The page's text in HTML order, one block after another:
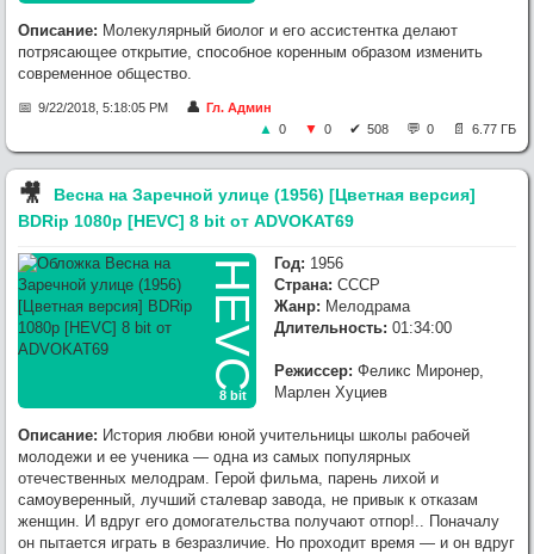
Описание: Молекулярный биолог и его ассистентка делают
потрясающее открытие, способное коренным образом изменить
современное общество.
9/22/2018, 5:18:05 PM
Гл. Админ
0
0 508 0 6.77 ГБ
🎥︎
Весна на Заречной улице (1956) [Цветная версия]
BDRip 1080p [HEVC] 8 bit от ADVOKAT69
HEVC
8 bit
Год: 1956
Страна: СССР
Жанр: Мелодрама
Длительность: 01:34:00
Режиссер: Феликс Миронер,
Марлен Хуциев
Описание: История любви юной учительницы школы рабочей
молодежи и ее ученика — одна из самых популярных
отечественных мелодрам. Герой фильма, парень лихой и
самоуверенный, лучший сталевар завода, не привык к отказам
женщин. И вдруг его домогательства получают отпор!.. Поначалу
он пытается играть в безразличие. Но проходит время — и он вдруг